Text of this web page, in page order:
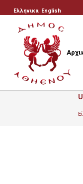
Ελληνικα English